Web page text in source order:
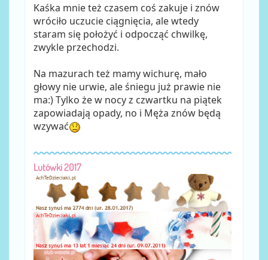
Kaśka mnie też czasem coś zakuje i znów
wróciło uczucie ciągnięcia, ale wtedy
staram się położyć i odpocząć chwilkę,
zwykle przechodzi.
Na mazurach też mamy wichurę, mało
głowy nie urwie, ale śniegu już prawie nie
ma:) Tylko że w nocy z czwartku na piątek
zapowiadają opady, no i Męża znów będą
wzywać
Lutówki 2017